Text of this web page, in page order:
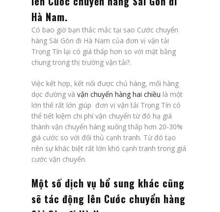
Hà Nam.
Có bao giờ bạn thắc mắc tại sao Cước chuyển
hàng Sài Gòn đi Hà Nam của đơn vị vận tải
Trọng Tín lại có giá thấp hơn so với mặt bằng
chung trong thị trường vận tải?.
Việc kết hợp, kết nối được chủ hàng, mối hàng
dọc đường và vận chuyển hàng hai chiều là một
lớn thế rất lớn giúp đơn vị vận tải Trọng Tín có
thể tiết kiệm chi phí vận chuyển từ đó hạ giá
thành vận chuyển hàng xuống thấp hơn 20-30%
giá cước so với đối thủ cạnh tranh. Từ đó tạo
nên sự khác biệt rất lớn khó cạnh tranh trong giá
cước vận chuyển.
Một số dịch vụ bổ sung khác cũng
sẽ tác động lên Cước chuyển hàng